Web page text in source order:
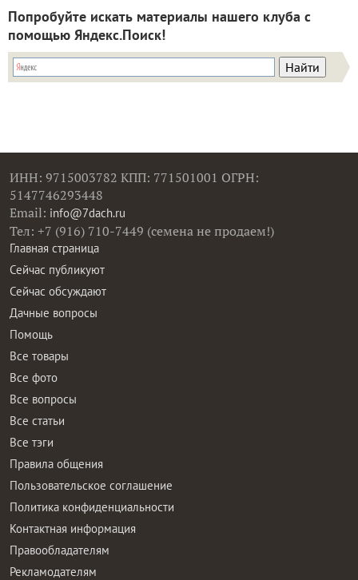
Попробуйте искать материалы нашего клуба с
помощью Яндекс.Поиск!
ИНН: 9715003782 КПП: 771501001 ОГРН:
5147746293448
Email: info@7dach.ru
Тел: +7 (916) 710-7449 (семена не продаем!)
Главная страница
Сейчас публикуют
Сейчас обсуждают
Дачные вопросы
Помощь
Все товары
Все фото
Все вопросы
Все статьи
Все тэги
Правила общения
Пользовательское соглашение
Политика конфиденциальности
Контактная информация
Правообладателям
Рекламодателям